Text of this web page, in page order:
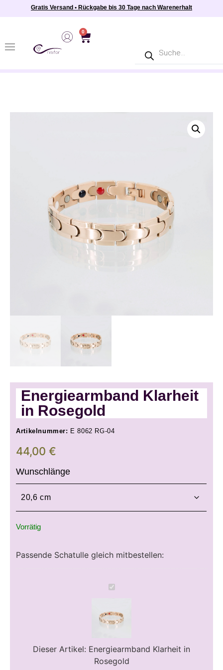
Gratis Versand • Rückgabe bis 30 Tage nach Warenerhalt
0
Energiearmband Klarheit
in Rosegold
Artikelnummer: E 8062 RG-04
44,00€
Wunschlänge
Vorrätig
Passende Schatulle gleich mitbestellen:
Energiearmband
Klarheit
Dieser Artikel: Energiearmband Klarheit in
Rosegold